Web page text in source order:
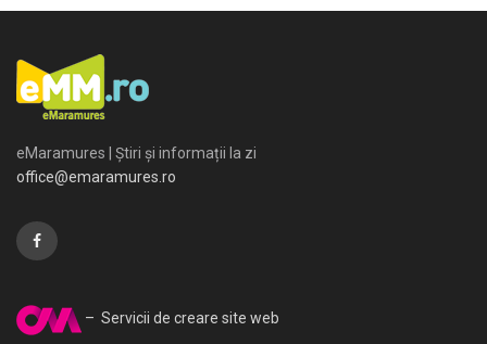
eMaramures | Știri și informații la zi
office@emaramures.ro
– Servicii de creare site web